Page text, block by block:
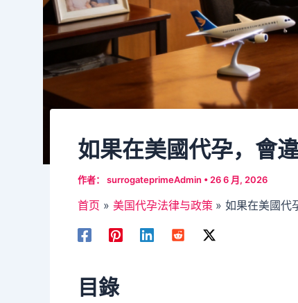
如果在美國代孕，會
作者： surrogateprimeAdmin • 26 6 月, 2026
首页 美国代孕法律与政策 如果在美國代
目錄